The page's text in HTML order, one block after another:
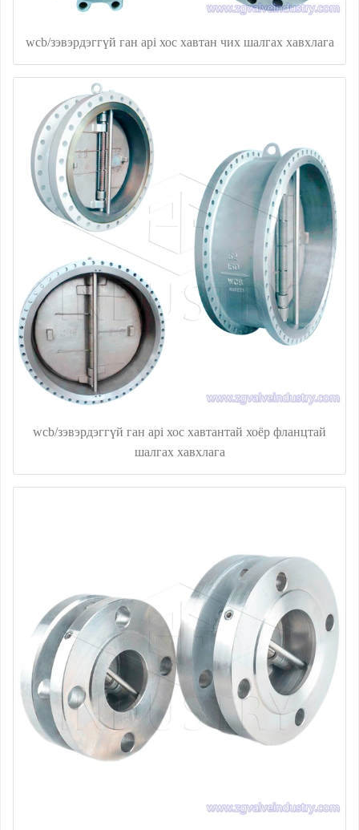
wcb/зэвэрдэггүй ган api хос хавтан чих шалгах хавхлага
wcb/зэвэрдэггүй ган api хос хавтантай хоёр фланцтай
шалгах хавхлага